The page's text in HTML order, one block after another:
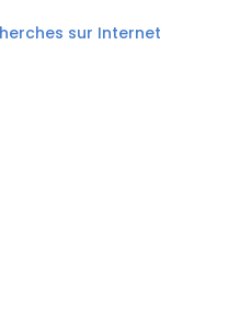
sur Internet